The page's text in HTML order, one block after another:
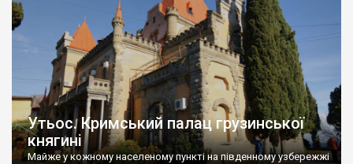
Утьос. Кримський палац грузинської
княгині
Майже у кожному населеному пункті на південному узбережжі